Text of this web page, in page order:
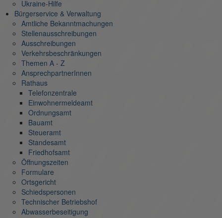
Ukraine-Hilfe
Bürgerservice & Verwaltung
Amtliche Bekanntmachungen
Stellenausschreibungen
Ausschreibungen
Verkehrsbeschränkungen
Themen A - Z
AnsprechpartnerInnen
Rathaus
Telefonzentrale
Einwohnermeldeamt
Ordnungsamt
Bauamt
Steueramt
Standesamt
Friedhofsamt
Öffnungszeiten
Formulare
Ortsgericht
Schiedspersonen
Technischer Betriebshof
Abwasserbeseitigung